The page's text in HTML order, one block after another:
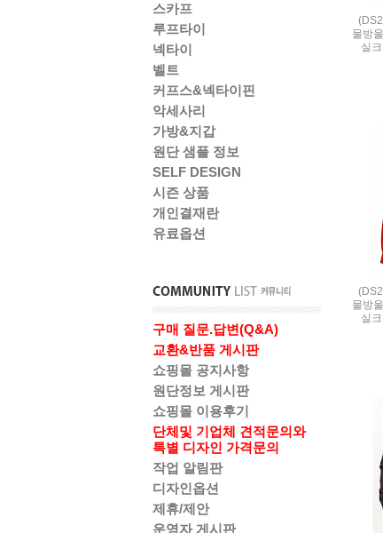
스카프
루프타이
넥타이
벨트
커프스&넥타이핀
악세사리
가방&지갑
원단 샘플 정보
SELF DESIGN
시즌 상품
개인결재란
유료옵션
구매 질문.답변(Q&A)
교환&반품 게시판
쇼핑몰 공지사항
원단정보 게시판
쇼핑몰 이용후기
단체및 기업체 견적문의와
특별 디자인 가격문의
작업 알림판
디자인옵션
제휴/제안
운영자 게시판
물방
실
물방
실